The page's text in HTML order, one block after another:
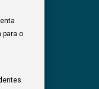
para o